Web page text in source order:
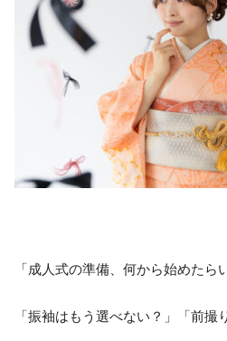
「成人式の準備、何から始めたら
「振袖はもう選べない？」「前撮